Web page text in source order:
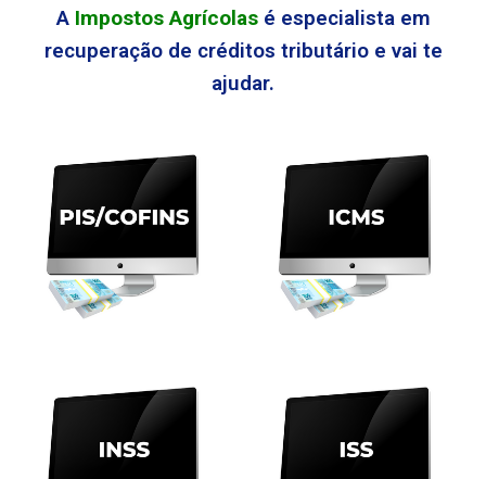
A Impostos Agrícolasé especialista em
recuperação de créditos tributário e vai te
ajudar.